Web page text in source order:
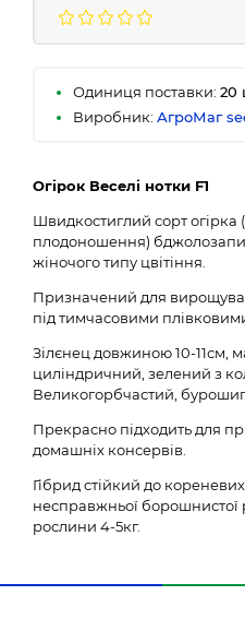
Одиниця поставки: 20
Виробник: АгроМаг
Огірок Веселі нотки F1
Швидкостиглий сорт огірка
плодоношення)
жіночого типу цвітіння.
Призначений для
під тимчасовими
Зілєнец довжиною 10-11см,
циліндричний, зелений з
Великогорбчастий,
Прекрасно підходить для
домашніх консервів.
Гібрид стійкий до
несправжньої борошнистої
рослини 4-5кг.